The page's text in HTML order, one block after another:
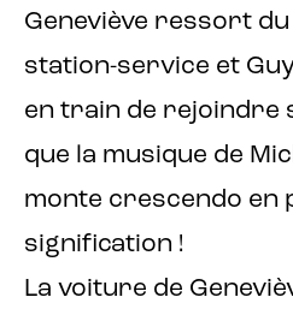
Geneviève ressort
station-service et
en train de rejoindre
que la musique de
monte crescendo en
signification !
La voiture de